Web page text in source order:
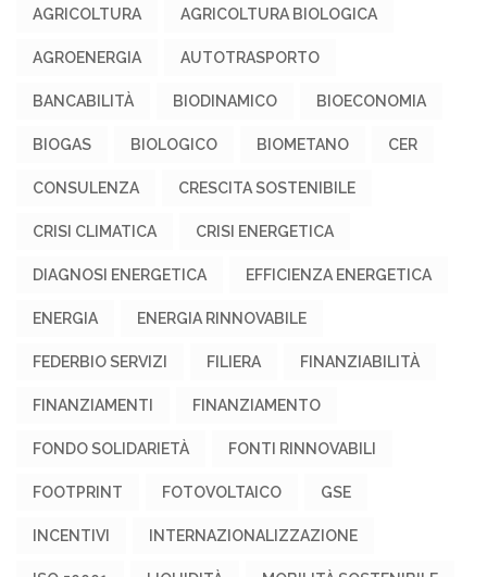
AGRICOLTURA AGRICOLTURA BIOLOGICA
AGROENERGIA AUTOTRASPORTO
BANCABILITÀ BIODINAMICO BIOECONOMIA
BIOGAS BIOLOGICO BIOMETANO CER
CONSULENZA CRESCITA SOSTENIBILE
CRISI CLIMATICA CRISI ENERGETICA
DIAGNOSI ENERGETICA EFFICIENZA ENERGETICA
ENERGIA ENERGIA RINNOVABILE
FEDERBIO SERVIZI FILIERA FINANZIABILITÀ
FINANZIAMENTI FINANZIAMENTO
FONDO SOLIDARIETÀ FONTI RINNOVABILI
FOOTPRINT FOTOVOLTAICO GSE
INCENTIVI INTERNAZIONALIZZAZIONE